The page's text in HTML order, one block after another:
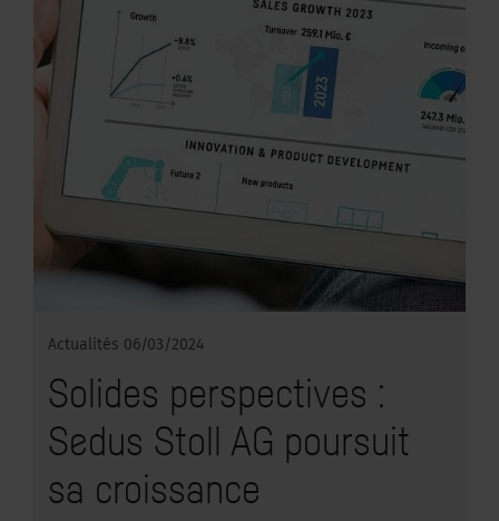
Actualités 06/03/2024
Solides perspectives :
Sedus Stoll AG poursuit
sa croissance